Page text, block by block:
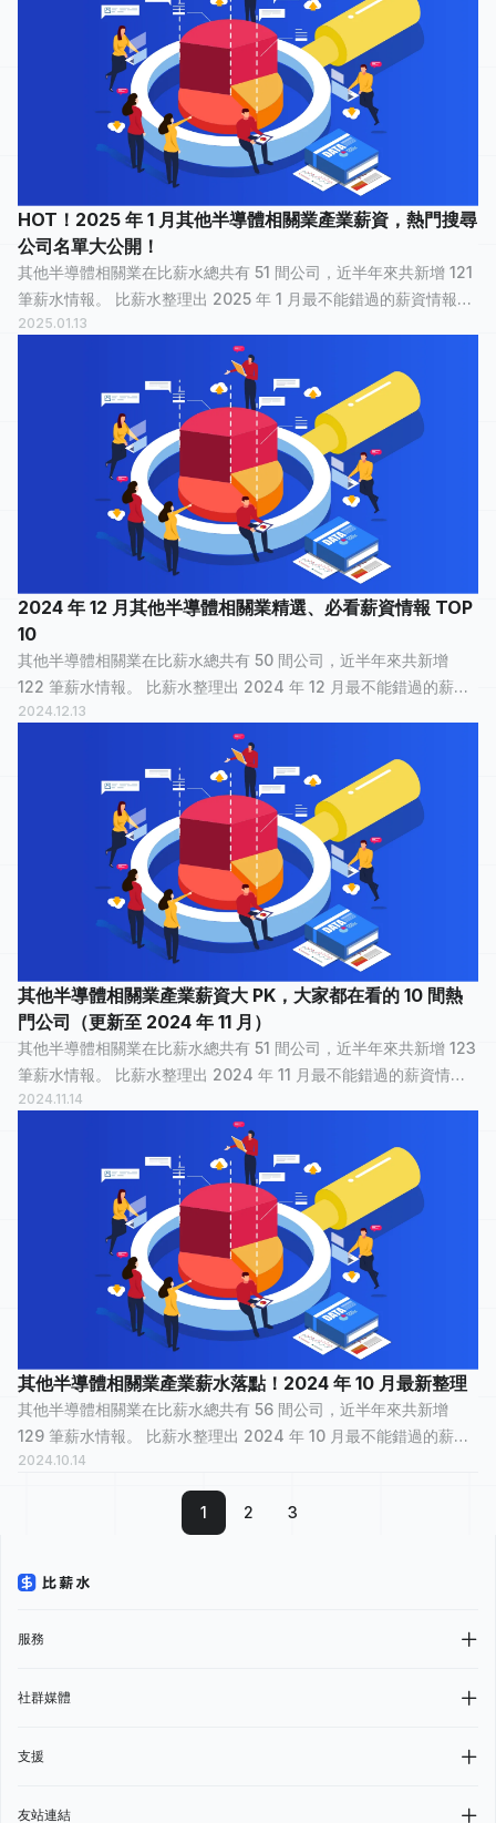
HOT！2025 年 1 月其他半導體相關業產業薪資，熱門搜尋
公司名單大公開！
其他半導體相關業在比薪水總共有 51 間公司，近半年來共新增 121
筆薪水情報。 比薪水整理出 2025 年 1 月最不能錯過的薪資情報，
讓正在物色新工作的大家，可以快速了解其他半導體相關業裡，哪
2025.01.13
2024 年 12 月其他半導體相關業精選、必看薪資情報 TOP
10
其他半導體相關業在比薪水總共有 50 間公司，近半年來共新增
122 筆薪水情報。 比薪水整理出 2024 年 12 月最不能錯過的薪資
情報，讓正在物色新工作的大家，可以快速了解其他半導體相關業
2024.12.13
其他半導體相關業產業薪資大 PK，大家都在看的 10 間熱
門公司（更新至 2024 年 11 月）
其他半導體相關業在比薪水總共有 51 間公司，近半年來共新增 123
筆薪水情報。 比薪水整理出 2024 年 11 月最不能錯過的薪資情
報，讓正在物色新工作的大家，可以快速了解其他半導體相關業
2024.11.14
其他半導體相關業產業薪水落點！2024 年 10 月最新整理
其他半導體相關業在比薪水總共有 56 間公司，近半年來共新增
129 筆薪水情報。 比薪水整理出 2024 年 10 月最不能錯過的薪資
情報，讓正在物色新工作的大家，可以快速了解其他半導體相關業
裡，哪間公司最多人關注？...
2024.10.14
1 2 3
服務
社群媒體
支援
友站連結